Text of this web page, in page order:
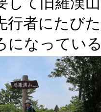
行者にたび
になってい